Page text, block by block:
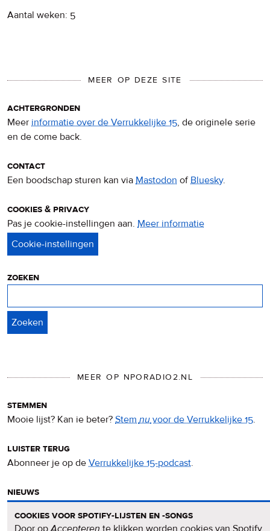
Aantal weken: 5
MEER OP DEZE SITE
achtergronden
Meer informatie over de Verrukkelijke 15, de originele serie
en de come back.
contact
Een boodschap sturen kan via Mastodon ofBluesky.
cookies & privacy
Pas je cookie-instellingen aan. Meer informatie
zoeken
MEER OP NPORADIO2.NL
stemmen
Mooie lijst? Kan ie beter? Stemnuvoor de Verrukkelijke 15.
luister terug
Abonneer je op de Verrukkelijke 15-podcast.
nieuws
cookies voor spotify-lijsten en -songs
Door op Accepteren te klikken worden cookies van Spotify